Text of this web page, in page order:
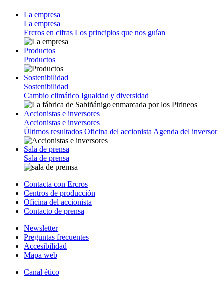
La empresa
La empresa
Ercros en cifras Los principios que nos guían
Productos
Productos
Sostenibilidad
Sostenibilidad
Cambio climático Igualdad y diversidad
Accionistas e inversores
Accionistas e inversores
Últimos resultados Oficina del accionista Agenda del inversor
Sala de prensa
Sala de prensa
Contacta con Ercros
Centros de producción
Oficina del accionista
Contacto de prensa
Newsletter
Preguntas frecuentes
Accesibilidad
Mapa web
Canal ético